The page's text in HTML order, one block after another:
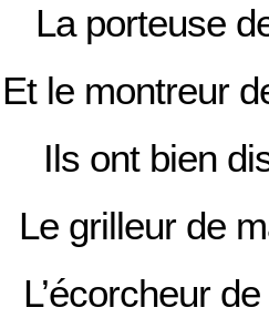
La porteuse
Et le montreur
Ils ont bien
Le grilleur de
L’écorcheur